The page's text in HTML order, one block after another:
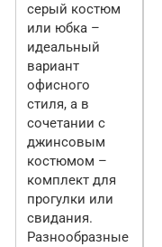
серый костюм
или юбка –
идеальный
вариант
офисного
стиля, а в
сочетании с
джинсовым
костюмом –
комплект для
прогулки или
свидания.
Разнообразные